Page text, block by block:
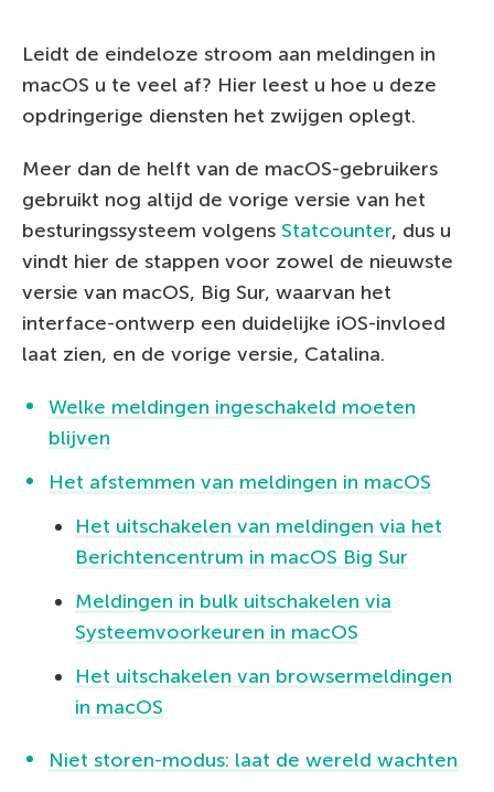
Leidt de eindeloze stroom aan meldingen in
macOS u te veel af? Hier leest u hoe u deze
opdringerige diensten het zwijgen oplegt.
Meer dan de helft van de macOS-gebruikers
gebruikt nog altijd de vorige versie van het
besturingssysteem volgens Statcounter, dus u
vindt hier de stappen voor zowel de nieuwste
versie van macOS, Big Sur, waarvan het
interface-ontwerp een duidelijke iOS-invloed
laat zien, en de vorige versie, Catalina.
Welke meldingen ingeschakeld moeten
blijven
Het afstemmen van meldingen in macOS
Het uitschakelen van meldingen via het
Berichtencentrum in macOS Big Sur
Meldingen in bulk uitschakelen via
Systeemvoorkeuren in macOS
Het uitschakelen van browsermeldingen
in macOS
Niet storen-modus: laat de wereld wachten